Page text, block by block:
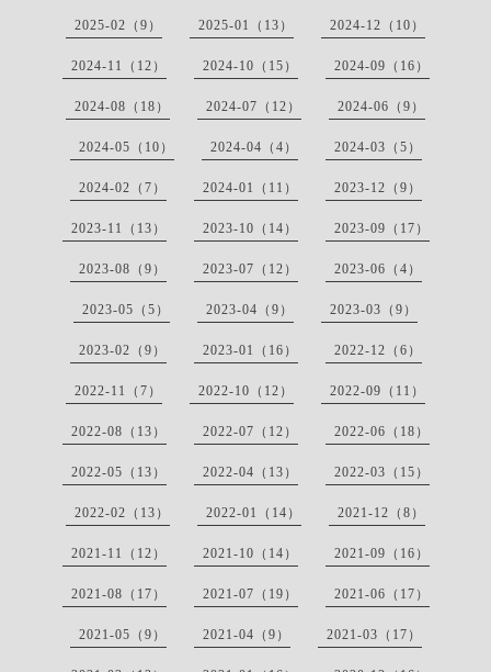
2025-02（9） 2025-01（13） 2024-12（10）
2024-11（12） 2024-10（15） 2024-09（16）
2024-08（18） 2024-07（12） 2024-06（9）
2024-05（10） 2024-04（4） 2024-03（5）
2024-02（7） 2024-01（11） 2023-12（9）
2023-11（13） 2023-10（14） 2023-09（17）
2023-08（9） 2023-07（12） 2023-06（4）
2023-05（5） 2023-04（9） 2023-03（9）
2023-02（9） 2023-01（16） 2022-12（6）
2022-11（7） 2022-10（12） 2022-09（11）
2022-08（13） 2022-07（12） 2022-06（18）
2022-05（13） 2022-04（13） 2022-03（15）
2022-02（13） 2022-01（14） 2021-12（8）
2021-11（12） 2021-10（14） 2021-09（16）
2021-08（17） 2021-07（19） 2021-06（17）
2021-05（9） 2021-04（9） 2021-03（17）